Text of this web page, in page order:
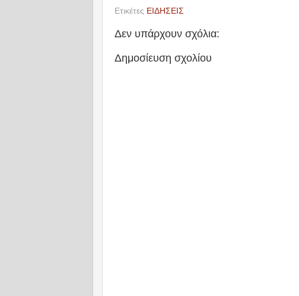
Ετικέτες ΕΙΔΗΣΕΙΣ
Δεν υπάρχουν σχόλια:
Δημοσίευση σχολίου